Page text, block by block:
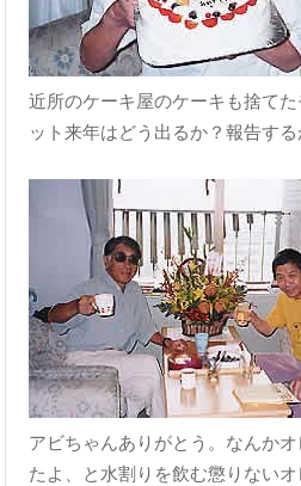
近所のケーキ屋のケーキも捨て
ット来年はどう出るか？報告する
アビちゃんありがとう。なんか
たよ、と水割りを飲む懲りないオ